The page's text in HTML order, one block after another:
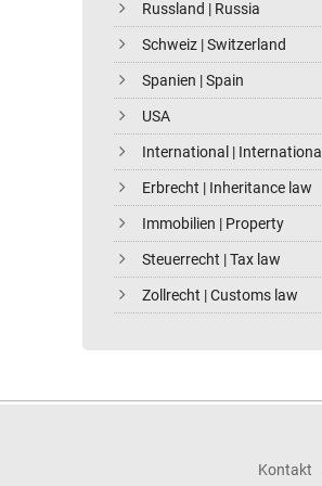
Russland | Russia
Schweiz | Switzerland
Spanien | Spain
USA
International | International
Erbrecht | Inheritance law
Immobilien | Property
Steuerrecht | Tax law
Zollrecht | Customs law
Kontakt